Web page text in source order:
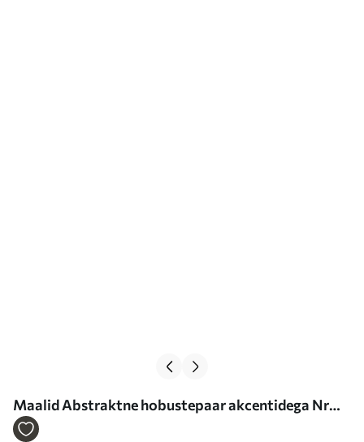
Maalid Abstraktne hobustepaar akcentidega Nr
s36623